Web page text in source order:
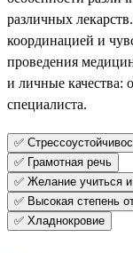
различных
координацией и
проведения
и личные качества:
специалиста.
✅
✅ Грамотная речь
✅ Желание учиться
✅ Высокая степень
✅ Хладнокровие